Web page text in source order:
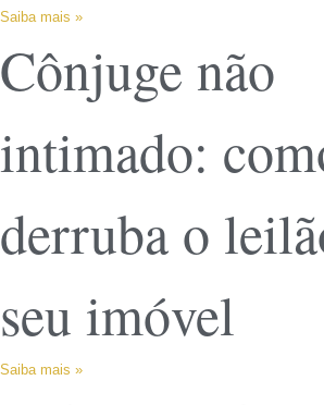
Saiba mais »
Cônjuge não
intimado:
derruba o
seu imóvel
Saiba mais »